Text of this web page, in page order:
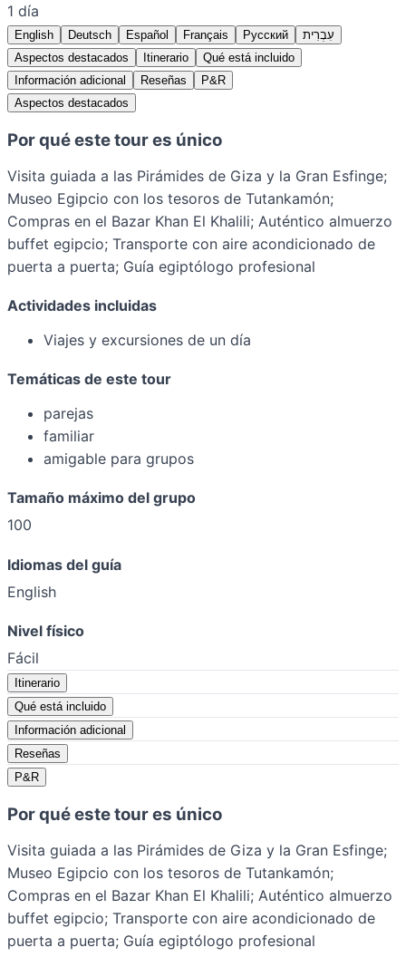
1 día
English Deutsch Español Français Русский
עִבְרִית
Aspectos destacados
Itinerario
Qué está incluido
Información adicional
Reseñas
P&R
Aspectos destacados
Por qué este tour es único
Visita guiada a las Pirámides de Giza y la Gran Esfinge;
Museo Egipcio con los tesoros de Tutankamón;
Compras en el Bazar Khan El Khalili; Auténtico almuerzo
buffet egipcio; Transporte con aire acondicionado de
puerta a puerta; Guía egiptólogo profesional
Actividades incluidas
Viajes y excursiones de un día
Temáticas de este tour
parejas
familiar
amigable para grupos
Tamaño máximo del grupo
100
Idiomas del guía
English
Nivel físico
Fácil
Itinerario
Qué está incluido
Información adicional
Reseñas
P&R
Por qué este tour es único
Visita guiada a las Pirámides de Giza y la Gran Esfinge;
Museo Egipcio con los tesoros de Tutankamón;
Compras en el Bazar Khan El Khalili; Auténtico almuerzo
buffet egipcio; Transporte con aire acondicionado de
puerta a puerta; Guía egiptólogo profesional